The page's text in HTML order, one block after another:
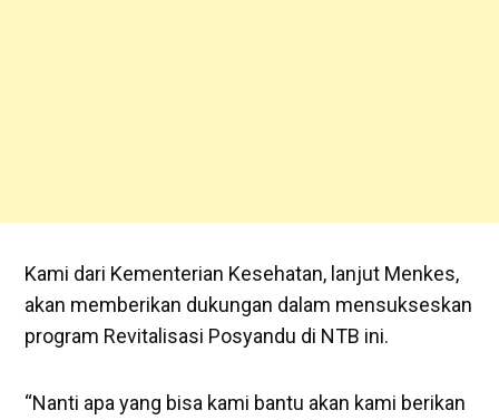
Kami dari Kementerian Kesehatan, lanjut Menkes,
akan memberikan dukungan dalam mensukseskan
program Revitalisasi Posyandu di NTB ini.
“Nanti apa yang bisa kami bantu akan kami berikan